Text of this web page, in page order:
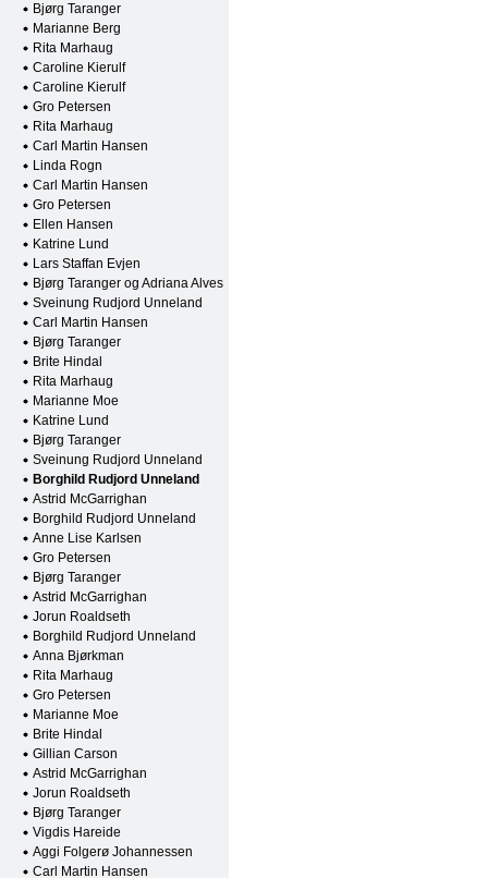
Bjørg Taranger
Marianne Berg
Rita Marhaug
Caroline Kierulf
Caroline Kierulf
Gro Petersen
Rita Marhaug
Carl Martin Hansen
Linda Rogn
Carl Martin Hansen
Gro Petersen
Ellen Hansen
Katrine Lund
Lars Staffan Evjen
Bjørg Taranger og Adriana Alves
Sveinung Rudjord Unneland
Carl Martin Hansen
Bjørg Taranger
Brite Hindal
Rita Marhaug
Marianne Moe
Katrine Lund
Bjørg Taranger
Sveinung Rudjord Unneland
Borghild Rudjord Unneland
Astrid McGarrighan
Borghild Rudjord Unneland
Anne Lise Karlsen
Gro Petersen
Bjørg Taranger
Astrid McGarrighan
Jorun Roaldseth
Borghild Rudjord Unneland
Anna Bjørkman
Rita Marhaug
Gro Petersen
Marianne Moe
Brite Hindal
Gillian Carson
Astrid McGarrighan
Jorun Roaldseth
Bjørg Taranger
Vigdis Hareide
Aggi Folgerø Johannessen
Carl Martin Hansen